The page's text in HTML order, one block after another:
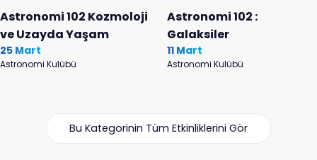
Astronomi 102 Kozmoloji
ve Uzayda Yaşam
25 Mart
Astronomi Kulübü
Astronomi 102 :
Galaksiler
11 Mart
Astronomi Kulübü
Bu Kategorinin Tüm Etkinliklerini Gör